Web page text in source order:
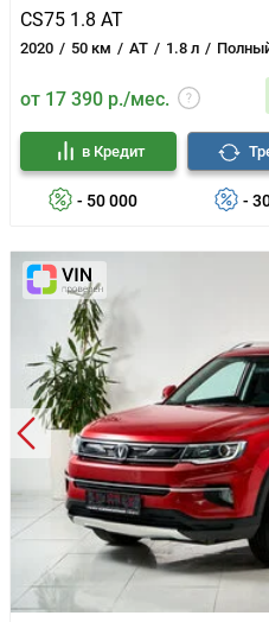
CS75 1.8 AT
2020 50 км AT 1.8 л
от 17 390 р./мес.
- 50 000
в Кредит
-